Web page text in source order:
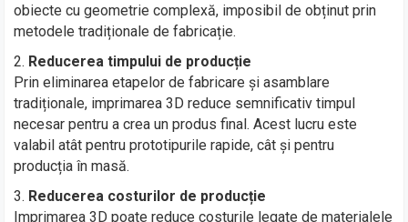
obiecte cu geometrie complexă, imposibil de obținut prin
metodele tradiționale de fabricație.
Reducerea timpului de producție
Prin eliminarea etapelor de fabricare și asamblare
tradiționale, imprimarea 3D reduce semnificativ timpul
necesar pentru a crea un produs final. Acest lucru este
valabil atât pentru prototipurile rapide, cât și pentru
producția în masă.
Reducerea costurilor de producție
Imprimarea 3D poate reduce costurile legate de materialele